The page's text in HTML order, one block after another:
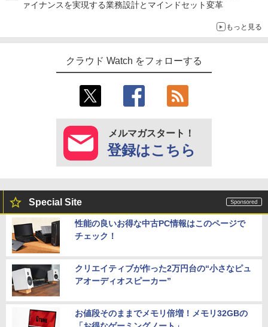
ァイナンスを実現する業務設計とマインドセット変革
もっと見る
クラウド Watch をフォローする
メルマガスタート！
登録はこちら
Special Site
性能の良いお得な中古PC情報はこのページで
チェック！
クリエイティブが作った2万円台の“小さなピュ
アオーディオスピーカー”
お値段そのままでメモリ倍増！メモリ32GBの